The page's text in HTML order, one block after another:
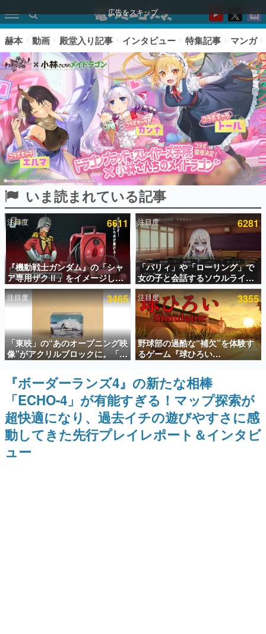
広告をスキップ
ピックアップ
電ファミのいま読まれている記事ランキング
アプリセール情報
インタビュー
連載・特集一覧
殿堂入り記事
SNS拡散数が数千以上！ ページビュー数万以上！ などな
ど。多くの人々に読まれた、電ファミ渾身の“殿堂入り”記
事をまとめました。
ゲームの企画書
名作ゲームクリエイターの方々に製作時のエピソードをお
聞きし、ヒットする企画（ゲーム）とは何か？を探ってい
きます。
赫本
この物語を解いてはいけない。『赫本』は、〈試験問題〉
赫本 動画 殿堂入り記事 インタビュー 特集記事 マンガ
いま読まれている記事
注目度 6611
『機動戦士ガンダム』の「シャ
ア専用ザクⅡ」をイメージした
散水ホースリールが予約開始。
本体にはシャアのパーソナルマ
ークやジオン公国軍のエンブレ
ム、型式番号などを配置
注目度 6281
「パリィ」や「ローリング」で
女の子と会話するソウルライク
恋愛ゲーム『小早川さんはソウ
ルライク』無料公開。返事に失
敗すると「YOU DIED」
注目度 3465
「東映」の“あのオープニング映
像”がアクリルブロックに。「東
映ヒストリカル グッズコレクシ
ョン」が8月下旬より発売
注目度 3355
野球部の過酷な“補欠”を体験す
るゲーム『球ひろい
Simulator』が「1件」のウィッ
シュリストをもとにチェコ語に
対応しSNSで話題に。『キング
ダム・カム』開発元やチェコの
プロ野球選手から称賛の声
『ボーダーランズ4』の新たな相棒
「ECHO-4」が有能すぎる！マップ探索が
超快適になり、過去イチの遊びやすさに感
動してきた先行プレイレポート＆インタビ
ュー